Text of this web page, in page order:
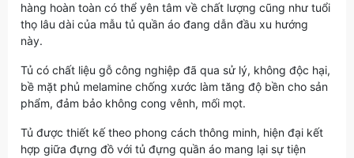
hàng hoàn toàn có thể yên tâm về chất lượng cũng như tuổi
thọ lâu dài của mẫu tủ quần áo đang dẫn đầu xu hướng
này.
Tủ có chất liệu gỗ công nghiệp đã qua sử lý, không độc hại,
bề mặt phủ melamine chống xước làm tăng độ bền cho sản
phẩm, đảm bảo không cong vênh, mối mọt.
Tủ được thiết kế theo phong cách thông minh, hiện đại kết
hợp giữa đựng đồ với tủ đựng quần áo mang lại sự tiện